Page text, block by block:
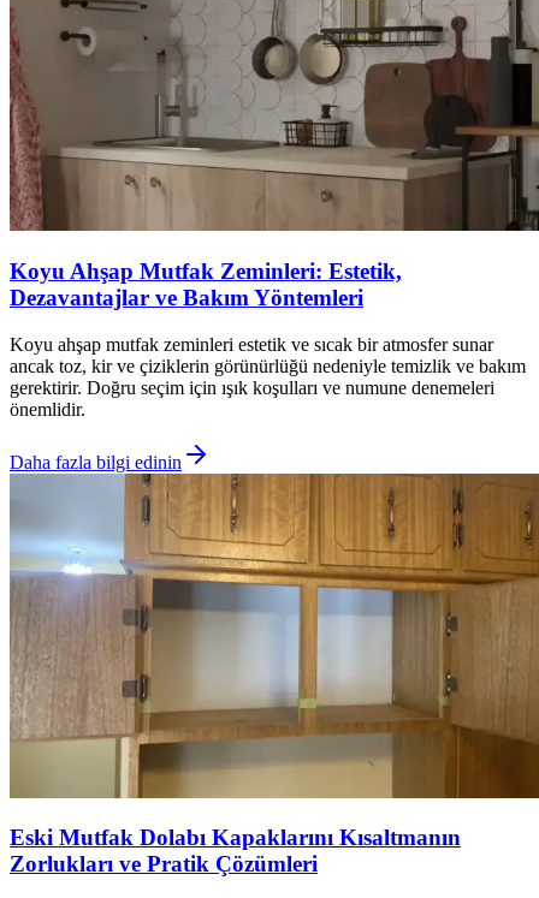
Koyu Ahşap Mutfak Zeminleri: Estetik,
Dezavantajlar ve Bakım Yöntemleri
Koyu ahşap mutfak zeminleri estetik ve sıcak bir atmosfer sunar
ancak toz, kir ve çiziklerin görünürlüğü nedeniyle temizlik ve bakım
gerektirir. Doğru seçim için ışık koşulları ve numune denemeleri
önemlidir.
Daha fazla bilgi edinin
Eski Mutfak Dolabı Kapaklarını Kısaltmanın
Zorlukları ve Pratik Çözümleri